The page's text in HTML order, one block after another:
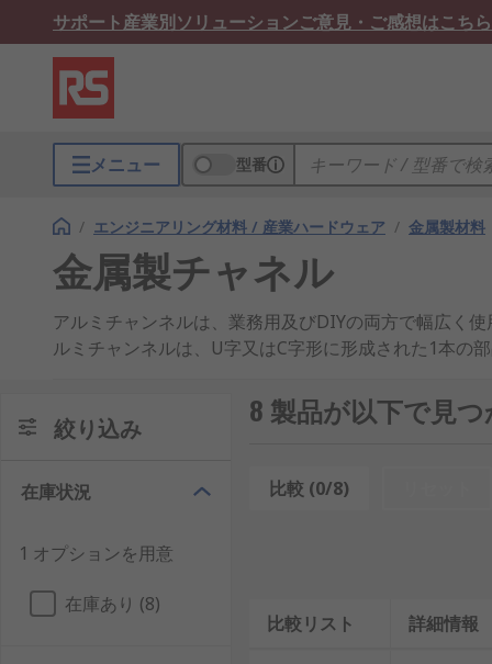
サポート産業別ソリューションご意見・ご感想はこちら
メニュー 型番
/ エンジニアリング材料 / 産業ハードウェア / 金属製材料
金属製チャネル
アルミチャンネルは、業務用及びDIYの両方で幅広く
ルミチャンネルは、U字又はC字形に形成された1本の
幅広いサイズが用意されたアルミチャンネルは、多く
の使用に適しています。ボルトとその他の金属製の
絞り込み
在庫状況
1 オプションを用意
在庫あり (8)
8 製品が以下で見
比較 (0/8)
比較リスト 詳細情報